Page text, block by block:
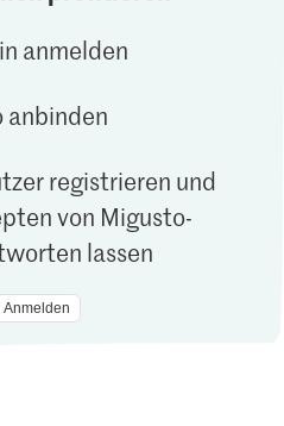
anmelden
anbinden
registrieren und
von Migusto-
lassen
Anmelden